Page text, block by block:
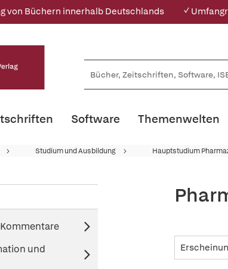
von Büchern innerhalb Deutschlands ✓
Software Themenwelten
Studium und Ausbildung Hauptstudium
und